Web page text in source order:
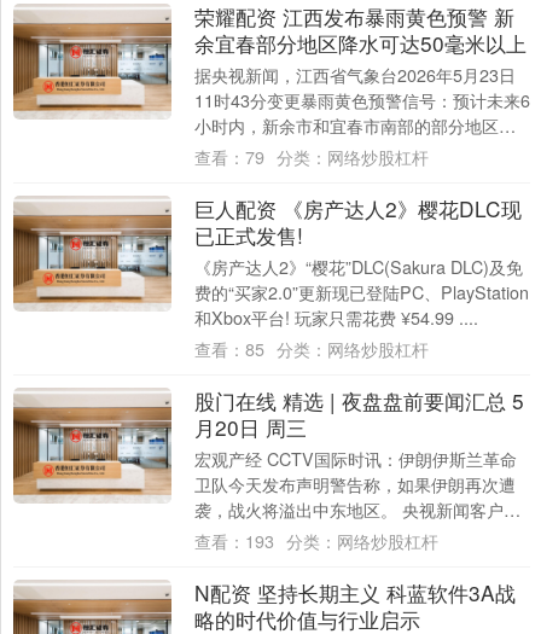
荣耀配资 江西发布暴雨黄色预警 新
余宜春部分地区降水可达50毫米以上
据央视新闻，江西省气象台2026年5月23日
11时43分变更暴雨黄色预警信号：预计未来6
小时内，新余市和宜春市南部的部分地区降
水可达50毫米以上，局地伴有短时强....
查看： 79 分类： 网络炒股杠杆
巨人配资 《房产达人2》樱花DLC现
已正式发售!
《房产达人2》“樱花”DLC(Sakura DLC)及免
费的“买家2.0”更新现已登陆PC、PlayStation
和Xbox平台! 玩家只需花费 ¥54.99 ....
查看： 85 分类： 网络炒股杠杆
股门在线 精选 | 夜盘盘前要闻汇总 5
月20日 周三
宏观产经 CCTV国际时讯：伊朗伊斯兰革命
卫队今天发布声明警告称，如果伊朗再次遭
袭，战火将溢出中东地区。 央视新闻客户
端：郭嘉昆表示，为持续便利中俄人员往
查看： 193 分类： 网络炒股杠杆
N配资 坚持长期主义 科蓝软件3A战
略的时代价值与行业启示